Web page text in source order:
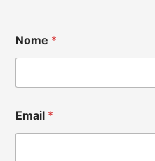
o
r
Nome *
Email *